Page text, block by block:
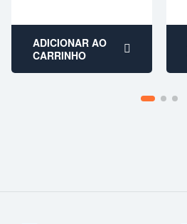
ADICIONAR AO
CARRINHO